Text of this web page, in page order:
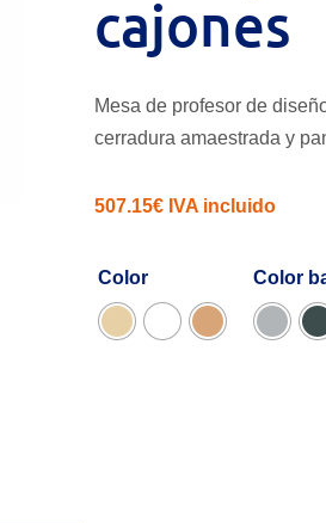
cajones
Mesa de profesor de
cerradura amaestrada y
507.15€ IVA incluido
Color Color